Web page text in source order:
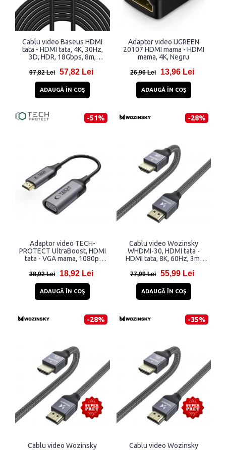
Cablu video Baseus HDMI
tata - HDMI tata, 4K, 30Hz,
3D, HDR, 18Gbps, 8m,
97,82 Lei 57,82 Lei
ADAUGĂ ÎN COŞ
Adaptor video UGREEN
20107 HDMI mama - HDMI
mama, 4K, Negru
26,96 Lei 13,96 Lei
ADAUGĂ ÎN COŞ
-51%
Adaptor video TECH-
PROTECT UltraBoost, HDMI
tata - VGA mama, 1080p,
38,92 Lei 18,92 Lei
ADAUGĂ ÎN COŞ
-28%
Cablu video Wozinsky
WHDMI-30, HDMI tata -
HDMI tata, 8K, 60Hz, 3m,
77,99 Lei 55,99 Lei
ADAUGĂ ÎN COŞ
-28%
Cablu video Wozinsky
-35%
Cablu video Wozinsky